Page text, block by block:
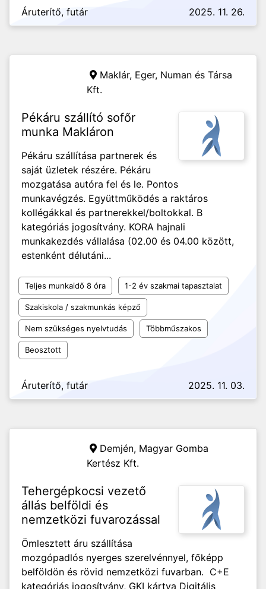
Áruterítő, futár 2025. 11. 26.
Maklár, Eger, Numan és Társa
Kft.
Pékáru szállító sofőr
munka Makláron
Pékáru szállítása partnerek és
saját üzletek részére. Pékáru
mozgatása autóra fel és le. Pontos
munkavégzés. Együttműködés a raktáros
kollégákkal és partnerekkel/boltokkal. B
kategóriás jogosítvány. KORA hajnali
munkakezdés vállalása (02.00 és 04.00 között,
estenként délutáni...
Teljes munkaidő 8 óra 1-2 év szakmai tapasztalat
Szakiskola / szakmunkás képző
Nem szükséges nyelvtudás Többműszakos
Beosztott
Áruterítő, futár 2025. 11. 03.
Demjén, Magyar Gomba
Kertész Kft.
Tehergépkocsi vezető
állás belföldi és
nemzetközi fuvarozással
Ömlesztett áru szállítása
mozgópadlós nyerges szerelvénnyel, főképp
belföldön és rövid nemzetközi fuvarban. C+E
kategóriás jogosítvány, GKI kártya Digitális